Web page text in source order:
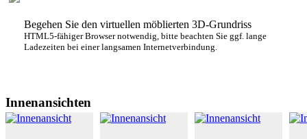
Begehen Sie den virtuellen möblierten 3D-Grundriss
HTML5-fähiger Browser notwendig, bitte beachten Sie ggf. lange
Ladezeiten bei einer langsamen Internetverbindung.
Innenansichten